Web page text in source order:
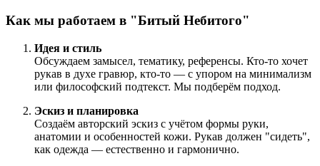
Как мы работаем в "Битый Небитого"
Идея и стиль
Обсуждаем замысел, тематику, референсы. Кто-то хочет
рукав в духе гравюр, кто-то — с упором на минимализм
или философский подтекст. Мы подберём подход.
Эскиз и планировка
Создаём авторский эскиз с учётом формы руки,
анатомии и особенностей кожи. Рукав должен "сидеть",
как одежда — естественно и гармонично.